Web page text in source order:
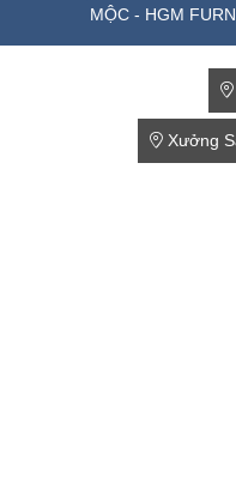
MỘC - HGM
Xưởng